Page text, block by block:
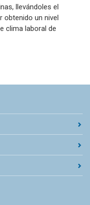
llevándoles el
obtenido un nivel
clima laboral de